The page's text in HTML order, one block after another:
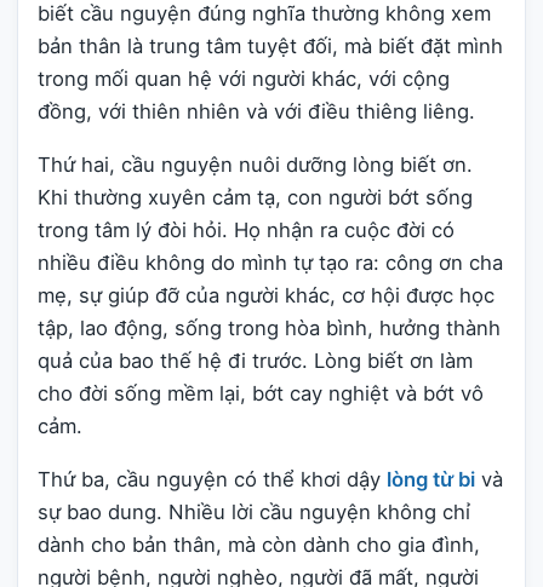
biết cầu nguyện đúng nghĩa thường không xem
bản thân là trung tâm tuyệt đối, mà biết đặt mình
trong mối quan hệ với người khác, với cộng
đồng, với thiên nhiên và với điều thiêng liêng.
Thứ hai, cầu nguyện nuôi dưỡng lòng biết ơn.
Khi thường xuyên cảm tạ, con người bớt sống
trong tâm lý đòi hỏi. Họ nhận ra cuộc đời có
nhiều điều không do mình tự tạo ra: công ơn cha
mẹ, sự giúp đỡ của người khác, cơ hội được học
tập, lao động, sống trong hòa bình, hưởng thành
quả của bao thế hệ đi trước. Lòng biết ơn làm
cho đời sống mềm lại, bớt cay nghiệt và bớt vô
cảm.
Thứ ba, cầu nguyện có thể khơi dậy lòng từ bi và
sự bao dung. Nhiều lời cầu nguyện không chỉ
dành cho bản thân, mà còn dành cho gia đình,
người bệnh, người nghèo, người đã mất, người